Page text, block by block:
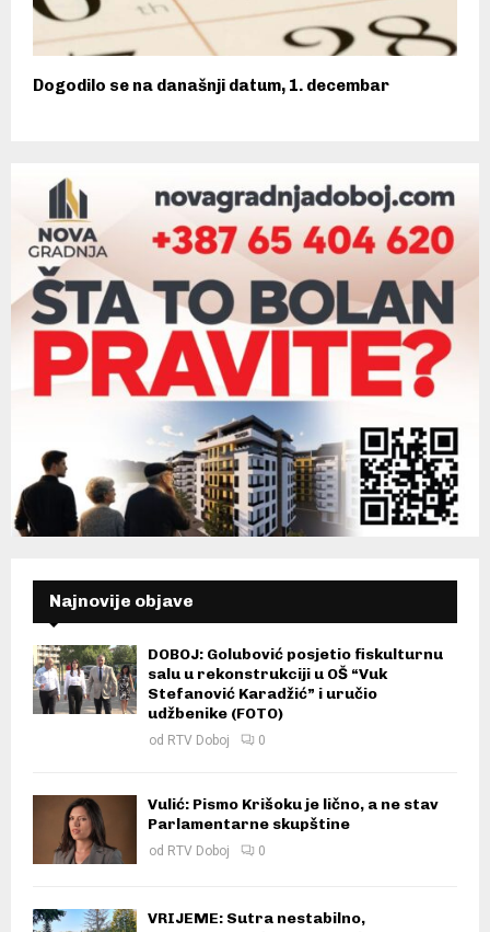
Dogodilo se na današnji datum, 1. decembar
Najnovije objave
DOBOJ: Golubović posjetio fiskulturnu
salu u rekonstrukciji u OŠ “Vuk
Stefanović Karadžić” i uručio
udžbenike (FOTO)
od RTV Doboj 0
Vulić: Pismo Krišoku je lično, a ne stav
Parlamentarne skupštine
od RTV Doboj 0
VRIJEME: Sutra nestabilno,